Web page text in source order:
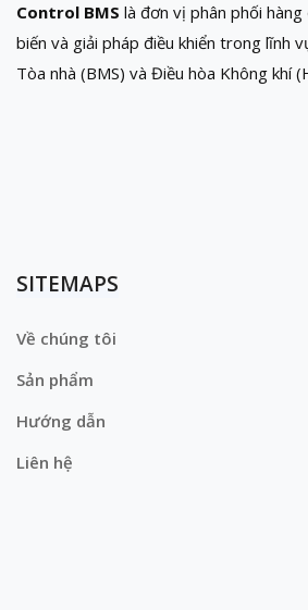
Control BMS là đơn vị phân phối
biến và giải pháp điều khiển trong lĩnh
Tòa nhà (BMS) và Điều hòa Không khí
SITEMAPS
Về chúng tôi
Sản phẩm
Hướng dẫn
Liên hệ